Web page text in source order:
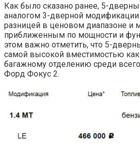
Как было сказано ранее, 5-
аналогом 3-дверной
разницей в ценовом диапазоне и
приближенным по мощности и
этом важно отметить, что 5-
самой высокой вместимостью как
багажному отделению среди
Форд Фокус 2.